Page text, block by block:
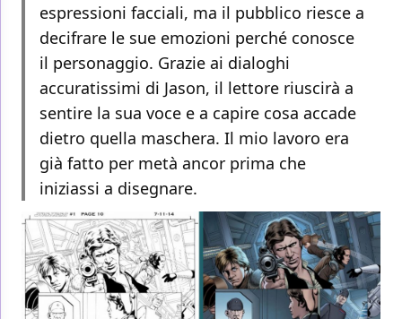
espressioni facciali, ma il pubblico riesce a
decifrare le sue emozioni perché conosce
il personaggio. Grazie ai dialoghi
accuratissimi di Jason, il lettore riuscirà a
sentire la sua voce e a capire cosa accade
dietro quella maschera. Il mio lavoro era
già fatto per metà ancor prima che
iniziassi a disegnare.